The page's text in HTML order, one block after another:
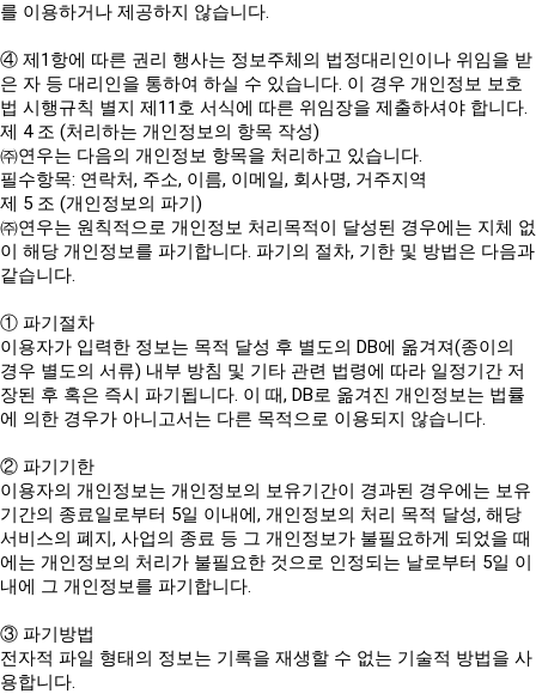
를 이용하거나 제공하지 않습니다.
④ 제1항에 따른 권리 행사는 정보주체의 법정대리인이나 위임을 받
은 자 등 대리인을 통하여 하실 수 있습니다. 이 경우 개인정보 보호
법 시행규칙 별지 제11호 서식에 따른 위임장을 제출하셔야 합니다.
제 4 조 (처리하는 개인정보의 항목 작성)
㈜연우는 다음의 개인정보 항목을 처리하고 있습니다.
필수항목: 연락처, 주소, 이름, 이메일, 회사명, 거주지역
제 5 조 (개인정보의 파기)
㈜연우는 원칙적으로 개인정보 처리목적이 달성된 경우에는 지체 없
이 해당 개인정보를 파기합니다. 파기의 절차, 기한 및 방법은 다음과
같습니다.
① 파기절차
이용자가 입력한 정보는 목적 달성 후 별도의 DB에 옮겨져(종이의
경우 별도의 서류) 내부 방침 및 기타 관련 법령에 따라 일정기간 저
장된 후 혹은 즉시 파기됩니다. 이 때, DB로 옮겨진 개인정보는 법률
에 의한 경우가 아니고서는 다른 목적으로 이용되지 않습니다.
② 파기기한
이용자의 개인정보는 개인정보의 보유기간이 경과된 경우에는 보유
기간의 종료일로부터 5일 이내에, 개인정보의 처리 목적 달성, 해당
서비스의 폐지, 사업의 종료 등 그 개인정보가 불필요하게 되었을 때
에는 개인정보의 처리가 불필요한 것으로 인정되는 날로부터 5일 이
내에 그 개인정보를 파기합니다.
③ 파기방법
전자적 파일 형태의 정보는 기록을 재생할 수 없는 기술적 방법을 사
용합니다.